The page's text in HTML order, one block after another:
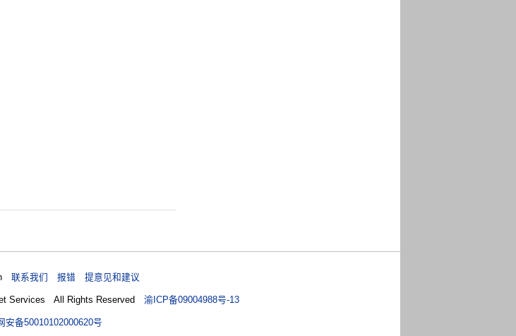
联系我们 报错 提意见和建议
Services All Rights Reserved渝ICP备09004988号-13
安备50010102000620号